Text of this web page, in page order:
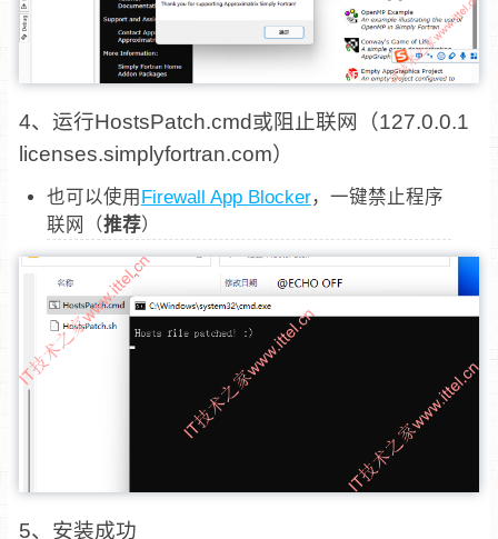
4、运行HostsPatch.cmd或阻止联网（127.0.0.1
licenses.simplyfortran.com）
也可以使用 Firewall App Blocker，一键禁止程序
联网（推荐）
5、安装成功